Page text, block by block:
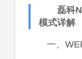
磊科
模式详解
一、